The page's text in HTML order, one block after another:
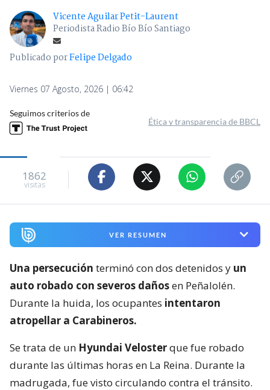
Vicente Aguilar Petit-Laurent
Periodista Radio Bío Bío Santiago
Publicado porFelipe Delgado
Viernes 07 Agosto, 2026 | 06:42
Seguimos criterios de
Ética y transparencia de BBCL
1862
visitas
VER RESUMEN
Una persecución terminó con dos detenidos y un
auto robado con severos dañosen Peñalolén.
Durante la huida, los ocupantes intentaron
atropellar a Carabineros.
Se trata de un Hyundai Velosterque fue robado
durante las últimas horas en La Reina. Durante la
madrugada, fue visto circulando contra el tránsito.